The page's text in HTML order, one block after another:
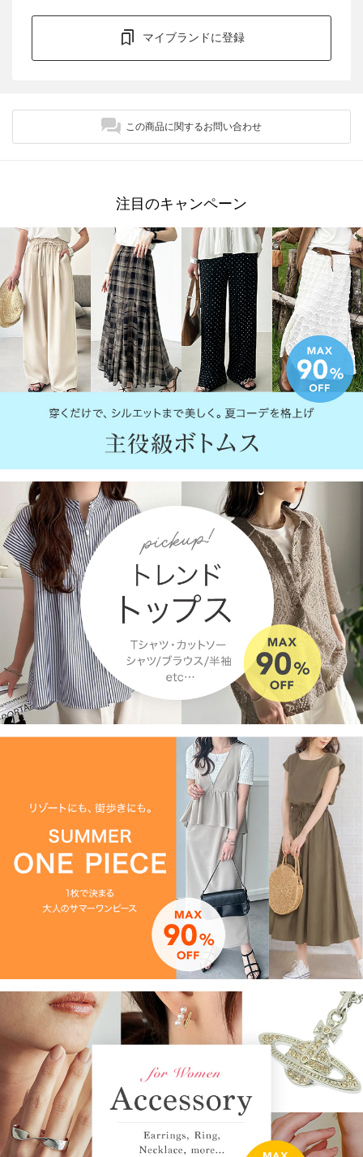
マイブランドに登録
この商品に関するお問い合わせ
注目のキャンペーン